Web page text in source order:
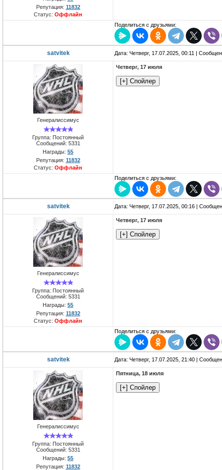
Репутация: 11832
Статус: Оффлайн
Поделиться с друзьями:
satvitek Дата: Четверг, 17.07.2025, 00:11 |
Генералиссимус
Группа: Постоянный
Сообщений: 5331
Награды: 55
Репутация: 11832
Статус: Оффлайн
Четверг, 17 июля
Поделиться с друзьями:
satvitek Дата: Четверг, 17.07.2025, 00:16 |
Генералиссимус
Группа: Постоянный
Сообщений: 5331
Награды: 55
Репутация: 11832
Статус: Оффлайн
Четверг, 17 июля
Поделиться с друзьями:
satvitek Дата: Четверг, 17.07.2025, 21:40 |
Генералиссимус
Группа: Постоянный
Сообщений: 5331
Награды: 55
Репутация: 11832
Пятница, 18 июля